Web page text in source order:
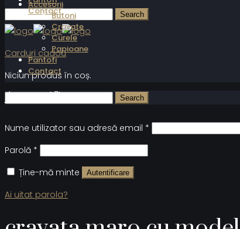
Contact
Carduri cadou
Niciun produs în coș.
Accesorii
Butoni
Cravate
Curele
Papioane
Pantofi
Contact
Autentificare
Nume utilizator sau adresă email *
Parolă *
Ține-mă minte
Autentificare
Ai uitat parola?